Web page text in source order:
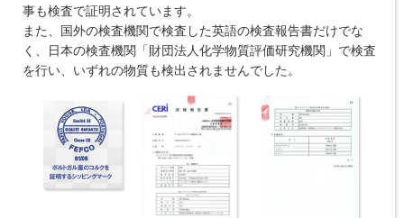
事も検査で証明されています。
また、国外の検査機関で検査した英語の検査報告書だけでな
く、日本の検査機関「財団法人化学物質評価研究機関」で検査
を行い、いずれの物質も検出されませんでした。